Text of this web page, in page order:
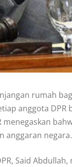
rumah
anggota
anggaran negara.
Said